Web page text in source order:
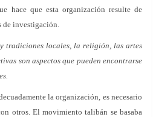
hace que esta organización resulte de
de investigación.
tradiciones locales, la religión, las artes
son aspectos que pueden encontrarse
la organización, es necesario
otros. El movimiento talibán se basaba